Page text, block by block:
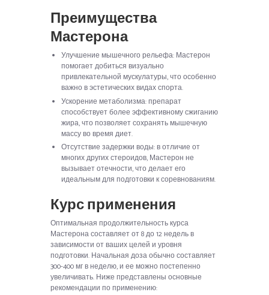
Преимущества
Мастерона
Улучшение мышечного рельефа: Мастерон
помогает добиться визуально
привлекательной мускулатуры, что особенно
важно в эстетических видах спорта.
Ускорение метаболизма: препарат
способствует более эффективному сжиганию
жира, что позволяет сохранять мышечную
массу во время диет.
Отсутствие задержки воды: в отличие от
многих других стероидов, Мастерон не
вызывает отечности, что делает его
идеальным для подготовки к соревнованиям.
Курс применения
Оптимальная продолжительность курса
Мастерона составляет от 8 до 12 недель в
зависимости от ваших целей и уровня
подготовки. Начальная доза обычно составляет
300-400 мг в неделю, и ее можно постепенно
увеличивать. Ниже представлены основные
рекомендации по применению: